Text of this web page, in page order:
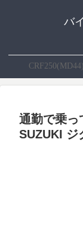
バ
通勤で乗っ
SUZUKI ジ